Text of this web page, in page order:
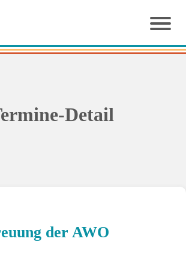
Detail
der AWO